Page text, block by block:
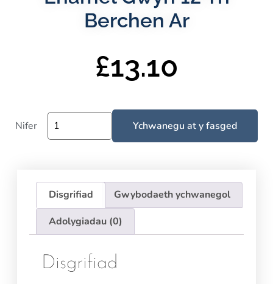
Berchen Ar
£13.10
Nifer Ychwanegu at y fasged
Disgrifiad
Gwybodaeth ychwanegol
Adolygiadau (0)
Disgrifiad